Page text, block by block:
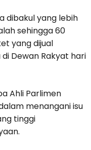
dibakul yang lebih
sehingga 60
yang dijual
Dewan Rakyat hari
Ahli Parlimen
menangani isu
tinggi